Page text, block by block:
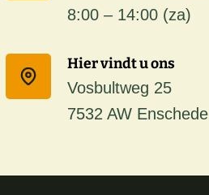
8:00 – 14:00 (za)
Hier vindt u ons
Vosbultweg 25
7532 AW Enschede